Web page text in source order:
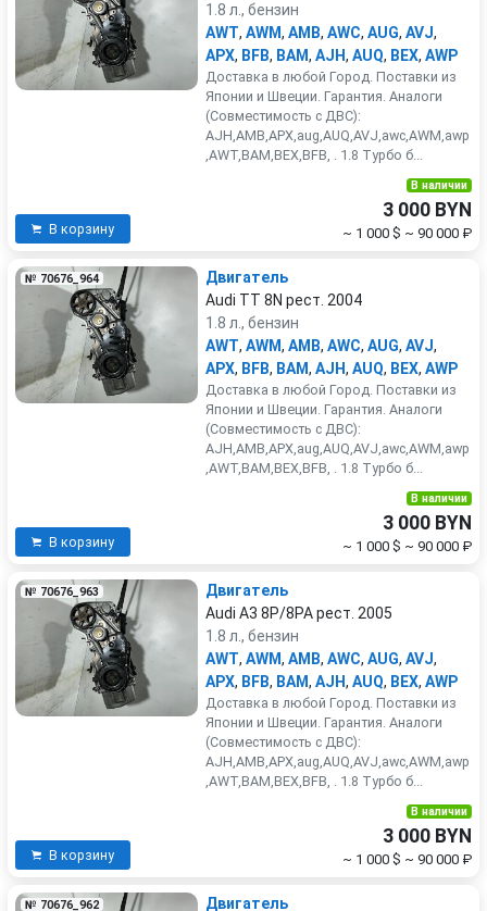
1.8 л., бензин
AWT, AWM, AMB, AWC, AUG, AVJ,
APX, BFB, BAM, AJH, AUQ, BEX, AWP
Доставка в любой Город. Поставки из
Японии и Швеции. Гарантия. Аналоги
(Совместимость с ДВС):
AJH,AMB,APX,aug,AUQ,AVJ,awc,AWM,awp
,AWT,BAM,BEX,BFB, . 1.8 Турбо б...
В корзину
В наличии
3 000 BYN
~ 1 000 $ ~ 90 000 ₽
№ 70676_964
Двигатель
Audi TT 8N рест. 2004
1.8 л., бензин
AWT, AWM, AMB, AWC, AUG, AVJ,
APX, BFB, BAM, AJH, AUQ, BEX, AWP
Доставка в любой Город. Поставки из
Японии и Швеции. Гарантия. Аналоги
(Совместимость с ДВС):
AJH,AMB,APX,aug,AUQ,AVJ,awc,AWM,awp
,AWT,BAM,BEX,BFB, . 1.8 Турбо б...
В корзину
В наличии
3 000 BYN
~ 1 000 $ ~ 90 000 ₽
№ 70676_963
Двигатель
Audi A3 8P/8PA рест. 2005
1.8 л., бензин
AWT, AWM, AMB, AWC, AUG, AVJ,
APX, BFB, BAM, AJH, AUQ, BEX, AWP
Доставка в любой Город. Поставки из
Японии и Швеции. Гарантия. Аналоги
(Совместимость с ДВС):
AJH,AMB,APX,aug,AUQ,AVJ,awc,AWM,awp
,AWT,BAM,BEX,BFB, . 1.8 Турбо б...
В корзину
В наличии
3 000 BYN
~ 1 000 $ ~ 90 000 ₽
№ 70676_962 Двигатель